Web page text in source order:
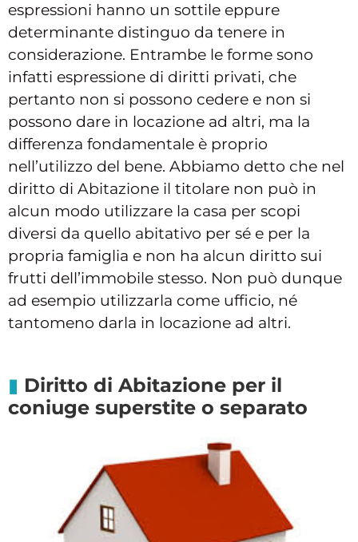
espressioni hanno un sottile eppure
determinante distinguo da tenere in
considerazione. Entrambe le forme sono
infatti espressione di diritti privati, che
pertanto non si possono cedere e non si
possono dare in locazione ad altri, ma la
differenza fondamentale è proprio
nell’utilizzo del bene. Abbiamo detto che nel
diritto di Abitazione il titolare non può in
alcun modo utilizzare la casa per scopi
diversi da quello abitativo per sé e per la
propria famiglia e non ha alcun diritto sui
frutti dell’immobile stesso. Non può dunque
ad esempio utilizzarla come ufficio, né
tantomeno darla in locazione ad altri.
Diritto di Abitazione per il
coniuge superstite o separato